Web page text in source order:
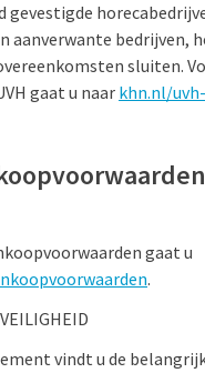
gevestigde
aanverwante bedrijven,
sluiten.
gaat u naar khn.nl/
gaat u
.
vindt u de